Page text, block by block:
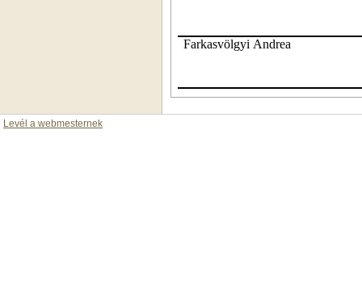
Farkasvölgyi Andrea
Levél a webmesternek